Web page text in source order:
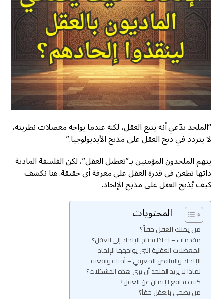
“الملحد يدّعي أنه يتبع العقل، لكنه عندما يواجه معضلات نظريته،
لا يتردد في ذبح العقل على مذبح الأيديولوجيا.”
يتهم الملحدون المؤمنين بـ”تعطيل العقل”، لكن الفلسفة المادية
ذاتها تطعن في قدرة العقل على معرفة أي حقيقة. هنا نكشف
كيف يُذبح العقل على مذبح الإلحاد.
المحتويات
من يملك العقل حقاً؟
مقدمات – لماذا يحتاج الإلحاد إلى العقل؟
المعضلات العقلية التي يواجهها الإلحاد
الإلحاد والتناقض المعرفي – أمثلة واقعية
لماذا لا يريد الملحد أن يرى هذه المشكلات؟
كيف يدافع الإيمان عن العقل؟
من يضحى بالعقل حقاً؟